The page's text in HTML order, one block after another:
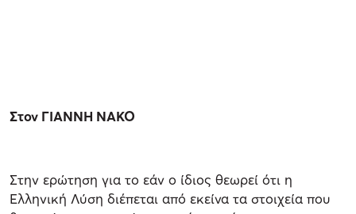
Στον ΓΙΑΝΝΗ ΝΑΚΟ
Στην ερώτηση για το εάν ο ίδιος θεωρεί ότι η
Ελληνική Λύση διέπεται από εκείνα τα στοιχεία που